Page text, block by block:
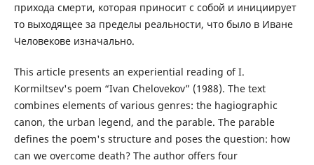
прихода смерти, которая приносит с собой и инициирует
то выходящее за пределы реальности, что было в Иване
Человекове изначально.
This article presents an experiential reading of I.
Kormiltsev's poem “Ivan Chelovekov” (1988). The text
combines elements of various genres: the hagiographic
canon, the urban legend, and the parable. The parable
defines the poem's structure and poses the question: how
can we overcome death? The author offers four